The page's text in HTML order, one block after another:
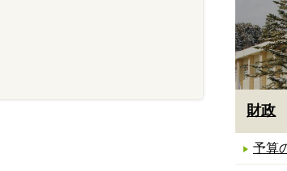
財政
予算